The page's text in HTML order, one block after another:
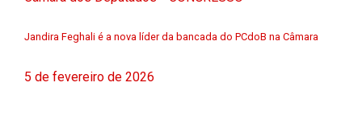
Jandira Feghali é a nova líder da bancada do PCdoB na Câmara
5 de fevereiro de 2026